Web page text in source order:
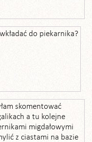
do piekarnika?
skomentować
a tu kolejne
migdałowymi
z ciastami na bazie